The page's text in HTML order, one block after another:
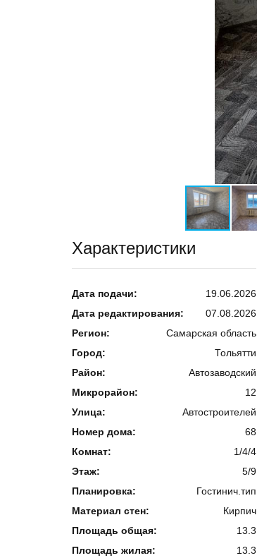
Характеристики
Дата подачи:
19.06.2026
Дата редактирования:
07.08.2026
Регион:
Самарская область
Город:
Тольятти
Район:
Автозаводский
Микрорайон:
12
Улица:
Автостроителей
Номер дома:
68
Комнат:
1/4/4
Этаж:
5/9
Планировка:
Гостинич.тип
Материал стен:
Кирпич
Площадь общая:
13.3
Площадь жилая:
13.3